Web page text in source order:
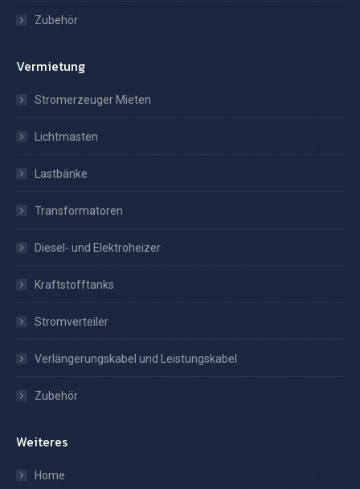
Zubehör
Vermietung
Stromerzeuger Mieten
Lichtmasten
Lastbänke
Transformatoren
Diesel- und Elektroheizer
Kraftstofftanks
Stromverteiler
Verlängerungskabel und Leistungskabel
Zubehör
Weiteres
Home